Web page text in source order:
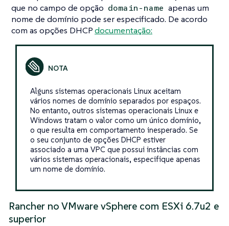
que no campo de opção domain-name apenas um
nome de domínio pode ser especificado. De acordo
com as opções DHCPdocumentação:
Alguns sistemas operacionais Linux aceitam
vários nomes de domínio separados por espaços.
No entanto, outros sistemas operacionais Linux e
Windows tratam o valor como um único domínio,
o que resulta em comportamento inesperado. Se
o seu conjunto de opções DHCP estiver
associado a uma VPC que possui instâncias com
vários sistemas operacionais, especifique apenas
um nome de domínio.
Rancher no VMware vSphere com ESXi 6.7u2 e
superior